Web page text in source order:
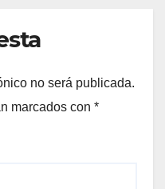
no será publicada.
marcados con *